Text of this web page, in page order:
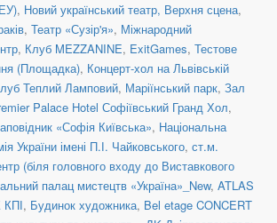
, Новий український театр, Верхня сцена,
, Театр «Сузір'я», Міжнародний
, Клуб MEZZANINE, ExitGames, Тестове
(Площадка), Концерт-хол на Львівській
Теплий Ламповий, Маріїнський парк, Зал
Palace Hotel Софіївський Гранд Хол,
«Софія Київська», Національна
України імені П.І. Чайковського, ст.м.
(біля головного входу до Виставкового
палац мистецтв «Україна»_New, ATLAS
, Будинок художника, Bel etage CONCERT